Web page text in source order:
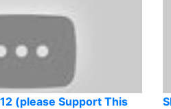
(please Support This